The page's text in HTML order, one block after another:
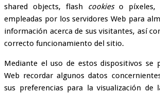
shared objects, flash cookieso píxeles,
empleadas por los servidores Web para
información acerca de sus visitantes, así
correcto funcionamiento del sitio.
Mediante el uso de estos dispositivos se
Web recordar algunos datos
sus preferencias para la visualización de